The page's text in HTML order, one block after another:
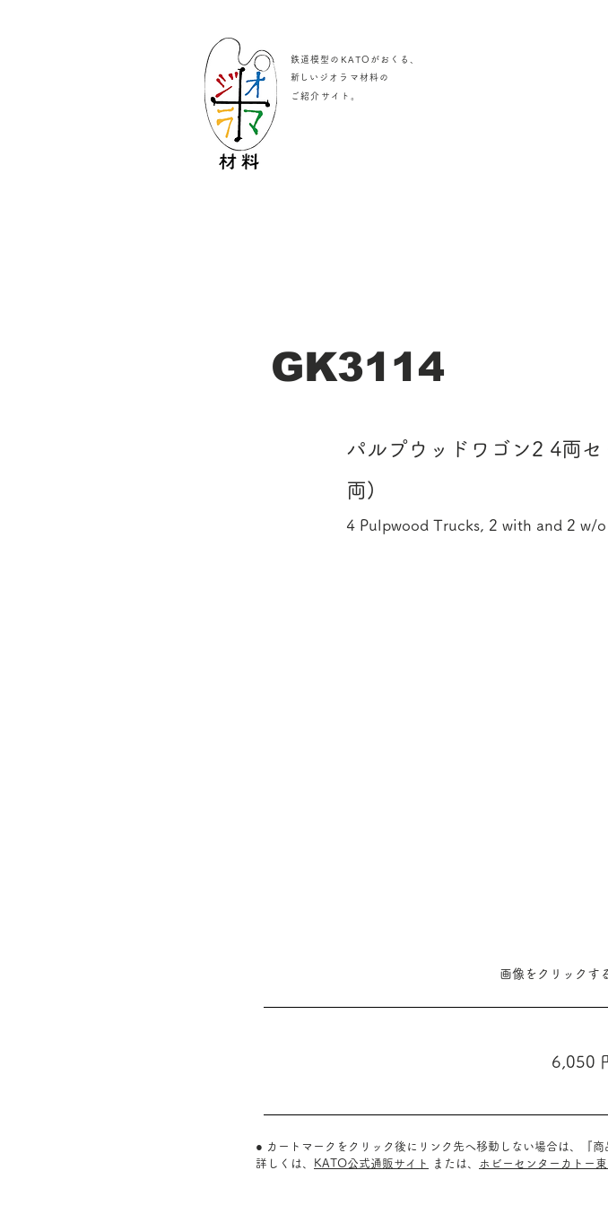
鉄道模型のKATOがおくる、
​新しいジオラマ材料の
ご紹介サイト
GK3114
4 Pulpwood Trucks, 2 with and 2 w/
パルプウッドワゴン2 4両
両)
画像をクリックす
6,050
● カートマークをクリック後にリンク先へ移動しない場合は、『
詳しくは、
KATO公式通販サイト または、 ホビーセンターカトー